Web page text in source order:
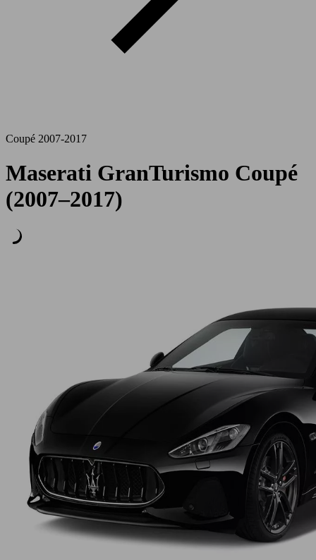
Coupé 2007-2017
Maserati GranTurismo Coupé
(2007–2017)